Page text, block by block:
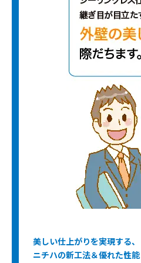
美しい仕上がりを実現する、
ニチハの新工法＆優れた性能